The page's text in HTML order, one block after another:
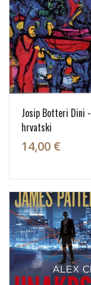
Josip Botteri Dini -
hrvatski
14,00 €